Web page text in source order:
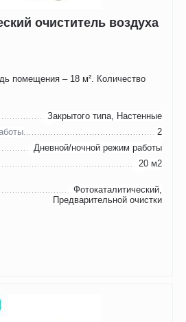
очиститель воздуха
помещения – 18 м². Количество
Закрытого типа, Настенные
2
Дневной/ночной режим работы
20 м2
Фотокаталитический,
Предварительной очистки